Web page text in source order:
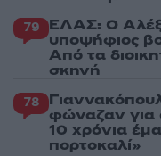
79 ΕΛΑΣ: Ο
υποψήφιος
Από τα
σκηνή
78
φώναζαν για
10 χρόνια
πορτοκαλί»